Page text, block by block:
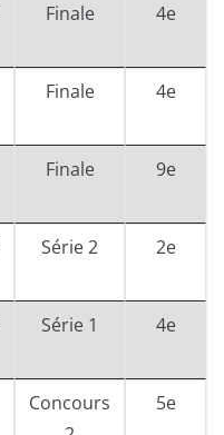
Finale 4e
Finale 4e
Finale 9e
Série 2 2e
Série 1 4e
Concours
5e